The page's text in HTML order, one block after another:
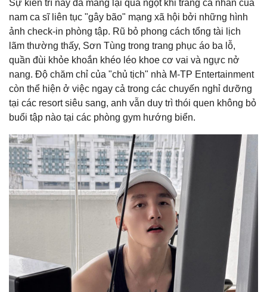
Sự kiên trì này đã mang lại quả ngọt khi trang cá nhân của
nam ca sĩ liên tục "gây bão" mạng xã hội bởi những hình
ảnh check-in phòng tập. Rũ bỏ phong cách tổng tài lịch
lãm thường thấy, Sơn Tùng trong trang phục áo ba lỗ,
quần đùi khỏe khoắn khéo léo khoe cơ vai và ngực nở
nang. Độ chăm chỉ của "chủ tịch" nhà M-TP Entertainment
còn thể hiện ở việc ngay cả trong các chuyến nghỉ dưỡng
tại các resort siêu sang, anh vẫn duy trì thói quen không bỏ
buổi tập nào tại các phòng gym hướng biển.